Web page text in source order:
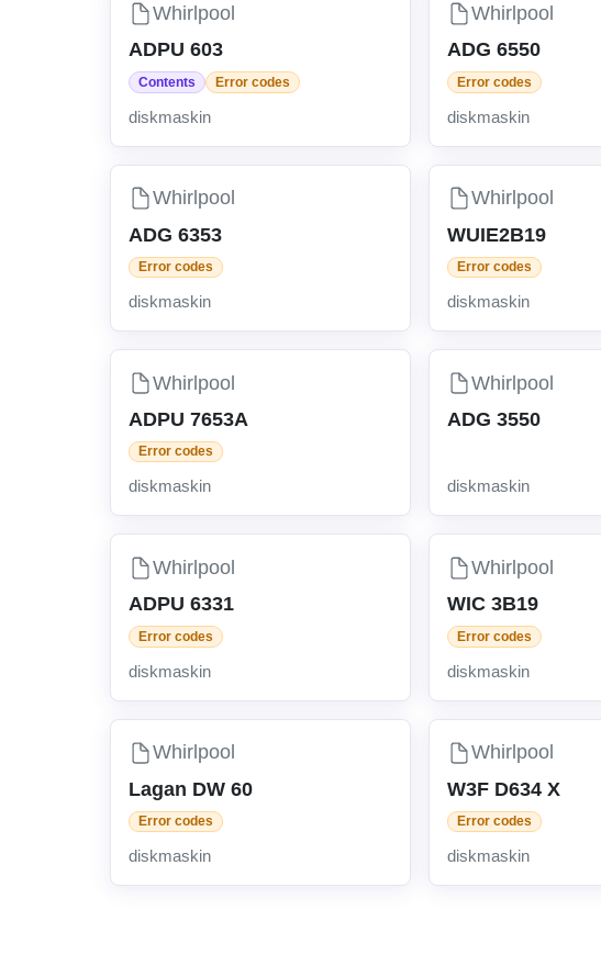
Whirlpool
ADPU 603
Contents Error codes
diskmaskin
Whirlpool
ADG 6550
Error codes
diskmaskin
Whirlpool
ADG 6353
Error codes
diskmaskin
Whirlpool
WUIE2B19
Error codes
diskmaskin
Whirlpool
ADPU 7653A
Error codes
diskmaskin
Whirlpool
ADG 3550
diskmaskin
Whirlpool
ADPU 6331
Error codes
diskmaskin
Whirlpool
WIC 3B19
Error codes
diskmaskin
Whirlpool
Lagan DW 60
Error codes
diskmaskin
Whirlpool
W3F D634 X
Error codes
diskmaskin